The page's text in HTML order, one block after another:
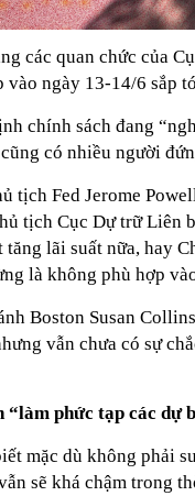
các quan chức của
vào ngày 13-14/6 sắp
chính sách đang
có nhiều người
tịch Fed Jerome
tịch Cục Dự trữ Liên
tăng lãi suất nữa, hay
là không phù hợp
Boston Susan
vẫn chưa có sự
“làm phức tạp các dự
mặc dù không phải
sẽ khá chậm trong